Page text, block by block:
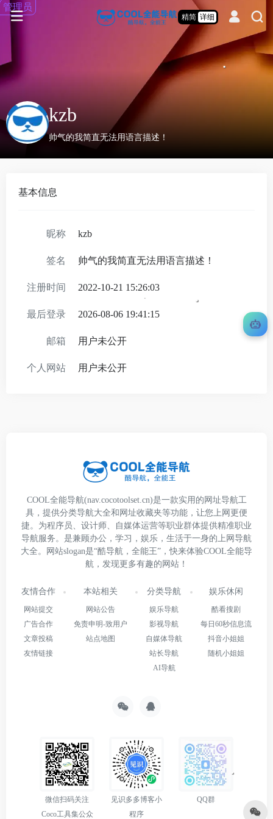
精简 详细
kzb
管理员
帅气的我简直无法用语言描述！
基本信息
昵称 kzb
签名 帅气的我简直无法用语言描述！
注册时间 2022-10-21 15:26:03
最后登录 2026-08-06 19:41:15
邮箱 用户未公开
个人网站 用户未公开
COOL全能导航(nav.cocotoolset.cn)是一款实用的网址导航工
具，提供分类导航大全和网址收藏夹等功能，让您上网更便
捷。为程序员、设计师、自媒体运营等职业群体提供精准职业
导航服务。是兼顾办公，学习，娱乐，生活于一身的上网导航
大全。网站slogan是“酷导航，全能王”，快来体验COOL全能导
航，发现更多有趣的网站！
友情合作
网站提交
广告合作
文章投稿
友情链接
本站相关
网站公告
免责申明-致用户
站点地图
分类导航
娱乐导航
影视导航
自媒体导航
站长导航
AI导航
娱乐休闲
酷看搜剧
每日60秒信息流
抖音小姐姐
随机小姐姐
微信扫码关注
Coco工具集公众
见识多多博客小
程序
QQ群